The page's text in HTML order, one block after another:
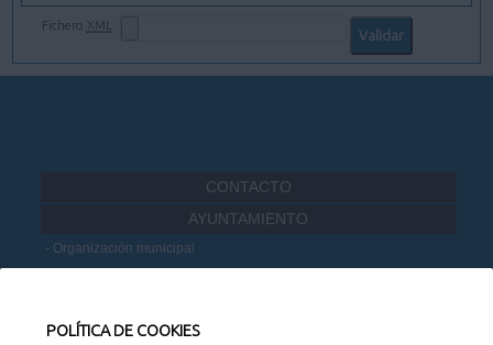
POLÍTICA DE COOKIES
Fichero XML
CONTACTO
AYUNTAMIENTO
Organización municipal
Datos Abiertos